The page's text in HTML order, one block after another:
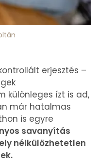
erjesztés –
különleges ízt is ad,
már hatalmas
is egyre
savanyítás
nélkülözhetetlen